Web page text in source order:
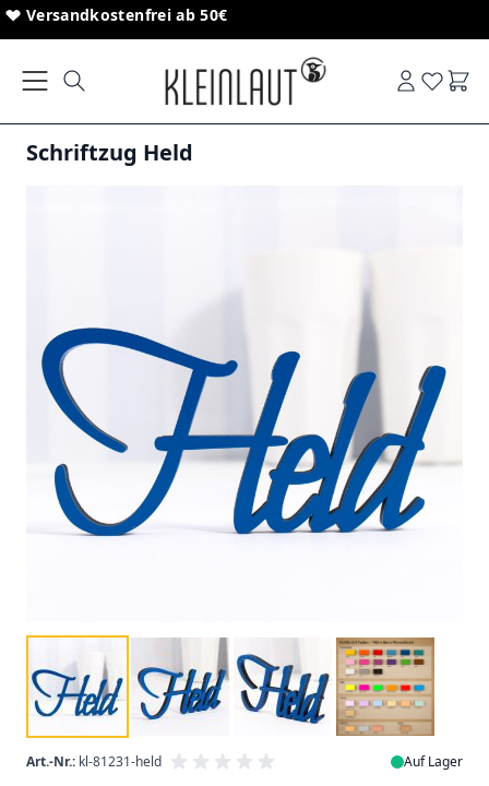
Direkt zum Inhalt
Versandkostenfrei ab 50€
Sonderanfertigungen von Schriftzügen
Schriftzug Held
Art.-Nr.: kl-81231-held Auf Lager